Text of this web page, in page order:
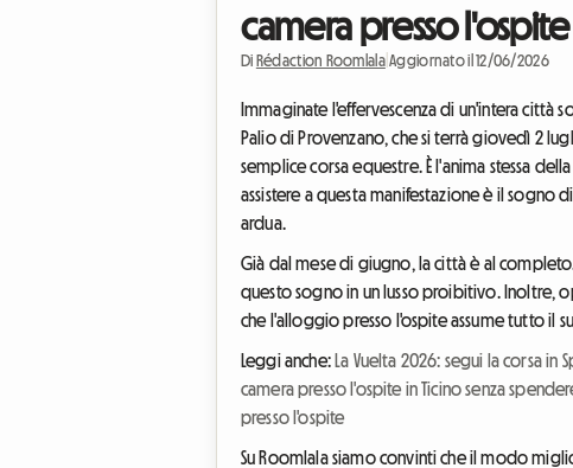
camera presso l'ospite
Di Rédaction Roomlala|Aggiornato il 12/06/2026
Immaginate l'effervescenza di un'intera città
Palio di Provenzano, che si terrà giovedì 2
semplice corsa equestre. È l'anima stessa
assistere a questa manifestazione è il sogno
ardua.
Già dal mese di giugno, la città è al
questo sogno in un lusso proibitivo. Inoltre,
che l'alloggio presso l'ospite assume tutto il
Leggi anche: La Vuelta 2026: segui la corsa
camera presso l'ospite in Ticino senza
presso l'ospite
Su Roomlala siamo convinti che il modo